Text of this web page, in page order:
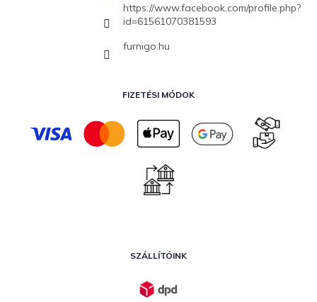
https://www.facebook.com/profile.php?
id=61561070381593
furnigo.hu
FIZETÉSI MÓDOK
SZÁLLÍTÓINK